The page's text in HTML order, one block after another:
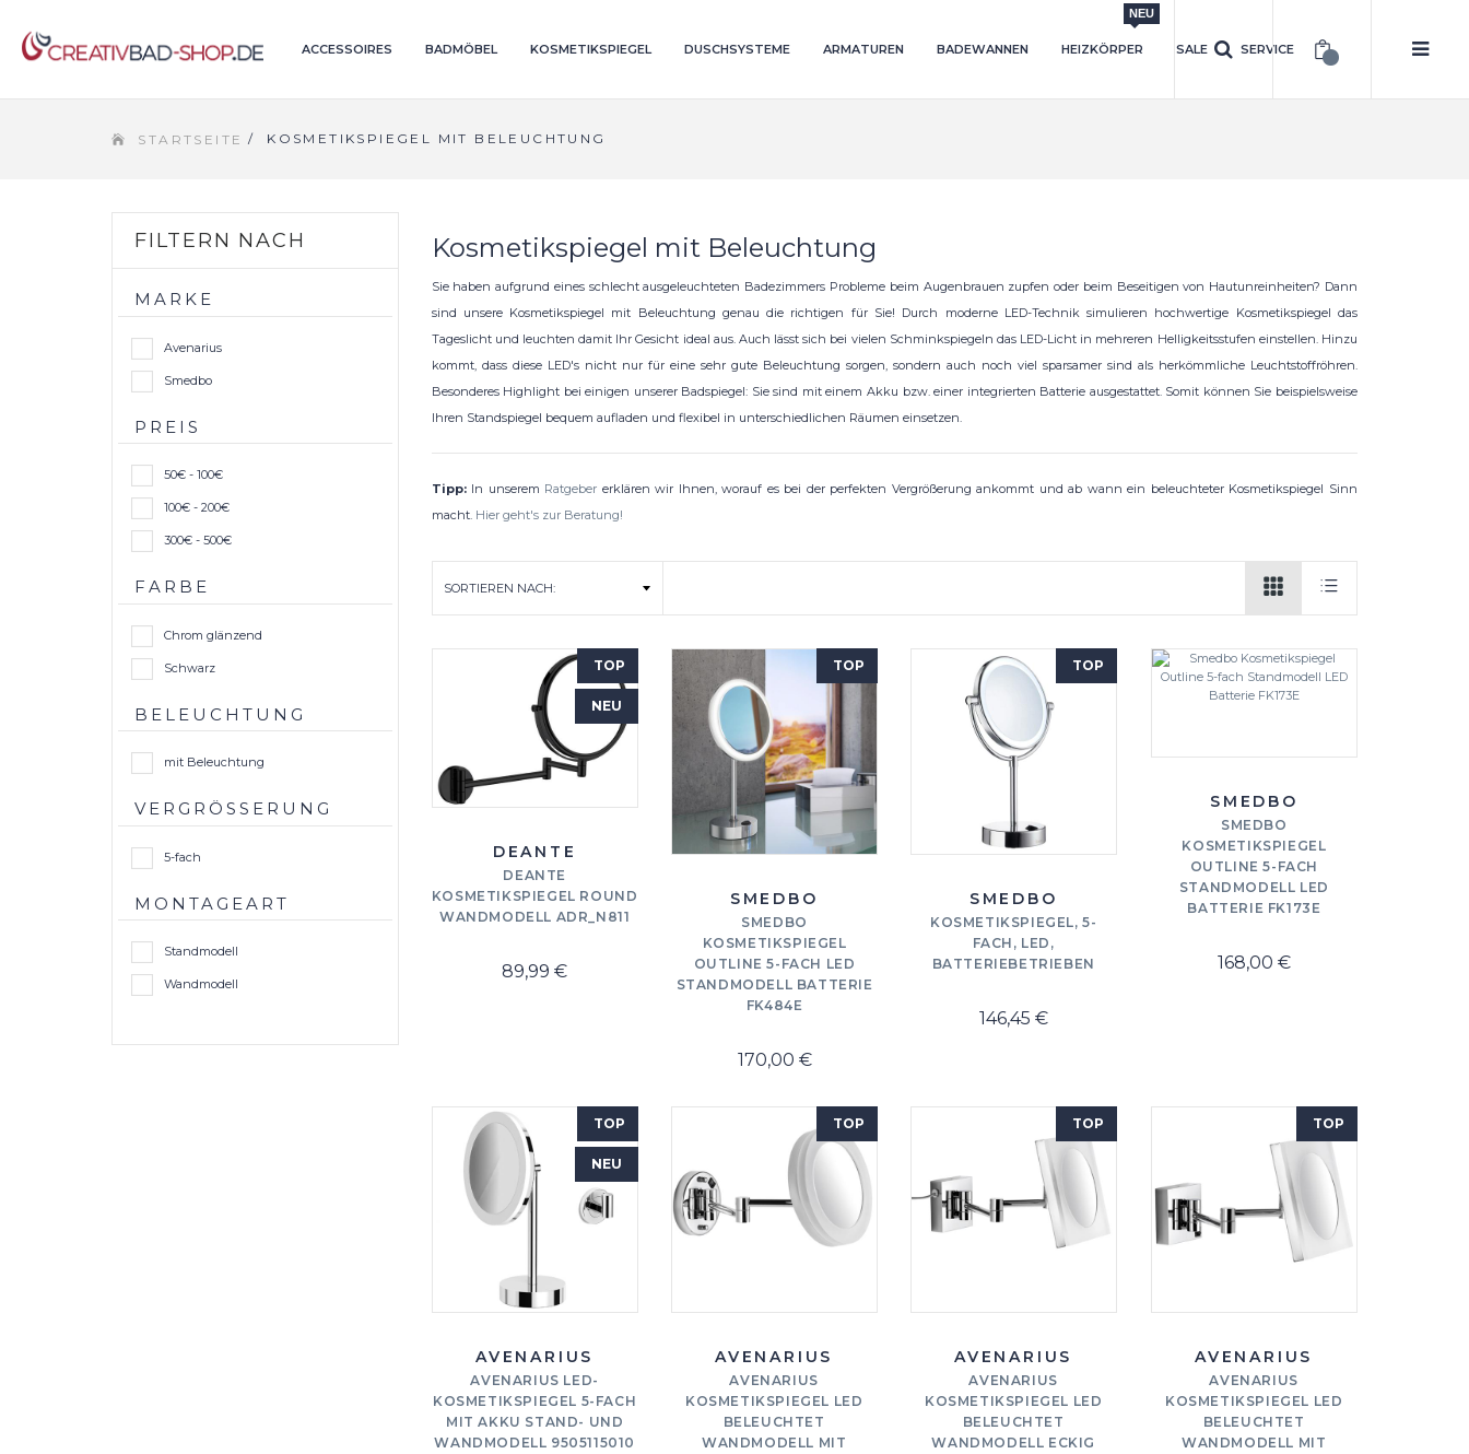
ACCESSOIRES BADMÖBEL KOSMETIKSPIEGEL DUSCHSYSTEME ARMATUREN BADEWANNEN HEIZKÖRPER
NEU
SALE SERVICE
STARTSEITE / KOSMETIKSPIEGEL MIT BELEUCHTUNG
FILTERN NACH
MARKE
Avenarius
Smedbo
PREIS
50€ - 100€
100€ - 200€
300€ - 500€
FARBE
Chrom glänzend
Schwarz
BELEUCHTUNG
mit Beleuchtung
VERGRÖSSERUNG
5-fach
MONTAGEART
Standmodell
Wandmodell
Kosmetikspiegel mit Beleuchtung
Sie haben aufgrund eines schlecht ausgeleuchteten Badezimmers Probleme beim Augenbrauen zupfen oder beim Beseitigen von Hautunreinheiten? Dann
sind unsere Kosmetikspiegel mit Beleuchtung genau die richtigen für Sie! Durch moderne LED-Technik simulieren hochwertige Kosmetikspiegel das
Tageslicht und leuchten damit Ihr Gesicht ideal aus. Auch lässt sich bei vielen Schminkspiegeln das LED-Licht in mehreren Helligkeitsstufen einstellen. Hinzu
kommt, dass diese LED's nicht nur für eine sehr gute Beleuchtung sorgen, sondern auch noch viel sparsamer sind als herkömmliche Leuchtstoffröhren.
Besonderes Highlight bei einigen unserer Badspiegel: Sie sind mit einem Akku bzw. einer integrierten Batterie ausgestattet. Somit können Sie beispielsweise
Ihren Standspiegel bequem aufladen und flexibel in unterschiedlichen Räumen einsetzen.
Tipp:In unserem Ratgeber erklären wir Ihnen, worauf es bei der perfekten Vergrößerung ankommt und ab wann ein beleuchteter Kosmetikspiegel Sinn
macht. Hier geht's zur Beratung!
TOP
NEU
DEANTE
DEANTE
KOSMETIKSPIEGEL ROUND
WANDMODELL ADR_N811
89,99 €
TOP
SMEDBO
SMEDBO
KOSMETIKSPIEGEL
OUTLINE 5-FACH LED
STANDMODELL BATTERIE
FK484E
170,00 €
TOP
SMEDBO
KOSMETIKSPIEGEL, 5-
FACH, LED,
BATTERIEBETRIEBEN
146,45 €
SMEDBO
SMEDBO
KOSMETIKSPIEGEL
OUTLINE 5-FACH
STANDMODELL LED
BATTERIE FK173E
168,00 €
TOP
NEU
AVENARIUS
AVENARIUS LED-
KOSMETIKSPIEGEL 5-FACH
MIT AKKU STAND- UND
WANDMODELL 9505115010
TOP
AVENARIUS
AVENARIUS
KOSMETIKSPIEGEL LED
BELEUCHTET
WANDMODELL MIT
TOP
AVENARIUS
AVENARIUS
KOSMETIKSPIEGEL LED
BELEUCHTET
WANDMODELL ECKIG
TOP
AVENARIUS
AVENARIUS
KOSMETIKSPIEGEL LED
BELEUCHTET
WANDMODELL MIT